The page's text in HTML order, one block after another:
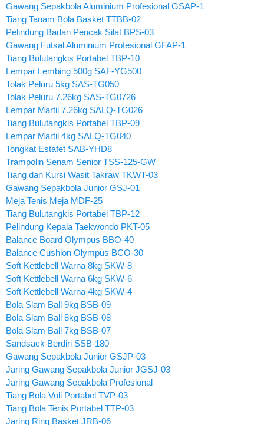
Gawang Sepakbola Aluminium Profesional GSAP-1
Tiang Tanam Bola Basket TTBB-02
Pelindung Badan Pencak Silat BPS-03
Gawang Futsal Aluminium Profesional GFAP-1
Tiang Bulutangkis Portabel TBP-10
Lempar Lembing 500g SAF-YG500
Tolak Peluru 5kg SAS-TG050
Tolak Peluru 7.26kg SAS-TG0726
Lempar Martil 7.26kg SALQ-TG026
Tiang Bulutangkis Portabel TBP-09
Lempar Martil 4kg SALQ-TG040
Tongkat Estafet SAB-YHD8
Trampolin Senam Senior TSS-125-GW
Tiang dan Kursi Wasit Takraw TKWT-03
Gawang Sepakbola Junior GSJ-01
Meja Tenis Meja MDF-25
Tiang Bulutangkis Portabel TBP-12
Pelindung Kepala Taekwondo PKT-05
Balance Board Olympus BBO-40
Balance Cushion Olympus BCO-30
Soft Kettlebell Warna 8kg SKW-8
Soft Kettlebell Warna 6kg SKW-6
Soft Kettlebell Warna 4kg SKW-4
Bola Slam Ball 9kg BSB-09
Bola Slam Ball 8kg BSB-08
Bola Slam Ball 7kg BSB-07
Sandsack Berdiri SSB-180
Gawang Sepakbola Junior GSJP-03
Jaring Gawang Sepakbola Junior JGSJ-03
Jaring Gawang Sepakbola Profesional
Tiang Bola Voli Portabel TVP-03
Tiang Bola Tenis Portabel TTP-03
Jaring Ring Basket JRB-06